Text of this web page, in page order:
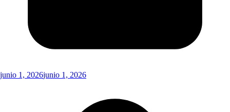
junio 1, 2026junio 1, 2026